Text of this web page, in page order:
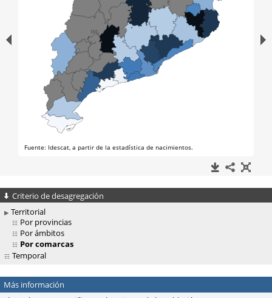
Criterio de desagregación
Territorial
Por provincias
Por ámbitos
Por comarcas
Temporal
Más información